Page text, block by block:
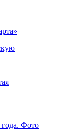
года. Фото